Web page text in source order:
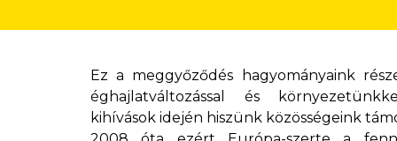
Ez a meggyőződés hagyományaink
éghajlatváltozással és
kihívások idején hiszünk közösségeink